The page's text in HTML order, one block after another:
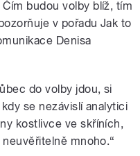
budou volby blíž, tím
v pořadu Jak to
Denisa
do volby jdou, si
se nezávislí analytici
kostlivce ve skříních,
mnoho.“